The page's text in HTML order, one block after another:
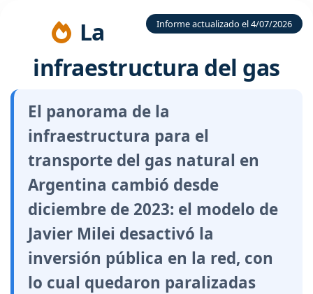
Informe actualizado el 4/07/2026
La
infraestructura del gas
El panorama de la
infraestructura para el
transporte del gas natural en
Argentina cambió desde
diciembre de 2023: el modelo de
Javier Milei desactivó la
inversión pública en la red, con
lo cual quedaron paralizadas